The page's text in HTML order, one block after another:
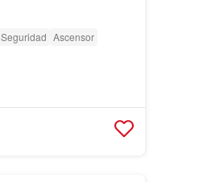
Seguridad Ascensor